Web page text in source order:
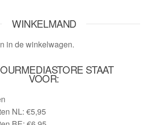
WINKELMAND
in de winkelwagen.
STAAT
VOOR:
NL: €5,95